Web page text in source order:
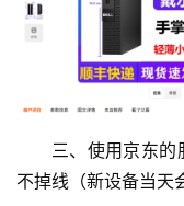
三、使用京东
不掉线（新设备当天